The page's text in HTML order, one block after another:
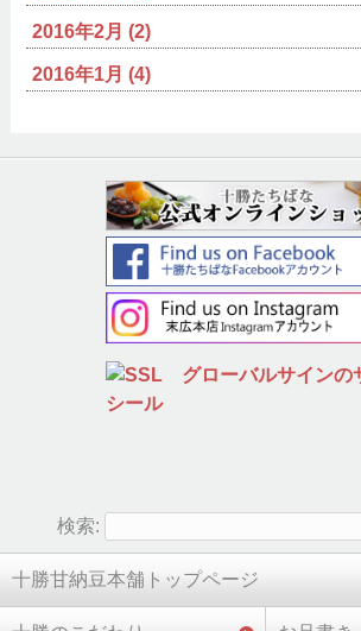
2016年2月 (2)
2016年1月 (4)
検索:
十勝甘納豆本舗トップページ